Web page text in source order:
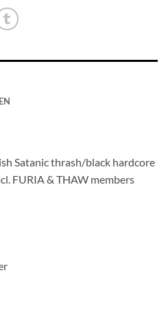
Satanic thrash/black hardcore
FURIA & THAW members